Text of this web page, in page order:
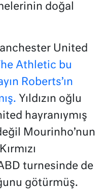
doğal
United
Athletic bu
Roberts’ın
Yıldızın oğlu
hayranıymış
Mourinho’nun
turnesinde de
götürmüş.